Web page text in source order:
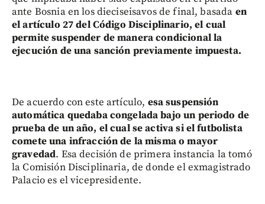
ante Bosnia en los dieciseisavos de final, basada en
el artículo 27 del Código Disciplinario, el cual
permite suspender de manera condicional la
ejecución de una sanción previamente impuesta.
De acuerdo con este artículo, esa suspensión
automática quedaba congelada bajo un periodo de
prueba de un año, el cual se activa si el futbolista
comete una infracción de la misma o mayor
gravedad. Esa decisión de primera instancia la tomó
la Comisión Disciplinaria, de donde el exmagistrado
Palacio es el vicepresidente.